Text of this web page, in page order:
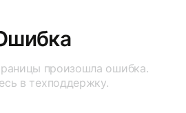
произошла ошибка.
в техподдержку.